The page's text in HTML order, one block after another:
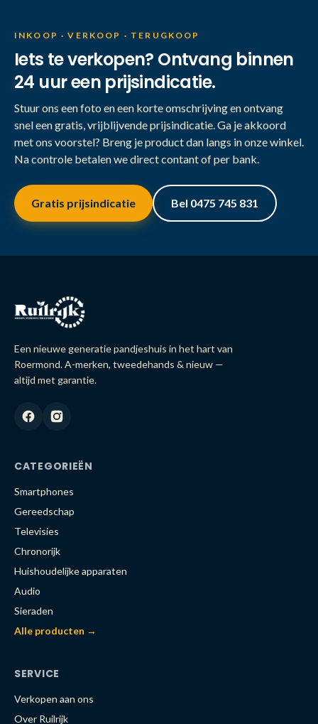
INKOOP · VERKOOP · TERUGKOOP
Iets te verkopen? Ontvang binnen
24 uur een prijsindicatie.
Stuur ons een foto en een korte omschrijving en ontvang
snel een gratis, vrijblijvende prijsindicatie. Ga je akkoord
met ons voorstel? Breng je product dan langs in onze winkel.
Na controle betalen we direct contant of per bank.
Gratis prijsindicatie Bel 0475 745 831
Een nieuwe generatie pandjeshuis in het hart van
Roermond. A-merken, tweedehands & nieuw —
altijd met garantie.
CATEGORIEËN
Smartphones
Gereedschap
Televisies
Chronorijk
Huishoudelijke apparaten
Audio
Sieraden
Alle producten →
SERVICE
Verkopen aan ons
Over Ruilrijk